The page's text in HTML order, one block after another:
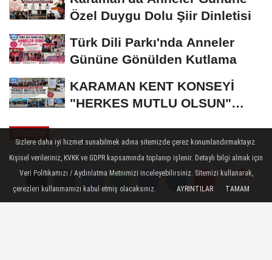
Yorumlar
Özel Duygu Dolu Şiir Dinletisi
Türk Dili Parkı'nda Anneler
Gününe Gönülden Kutlama
KARAMAN KENT KONSEYİ
"HERKES MUTLU OLSUN"
GÜNÜNE...
1200 kamu aracının satışına
başlandı
Yorumlar
Sizlere daha iyi hizmet sunabilmek adına sitemizde çerez konumlandırmaktayız.
Kişisel verileriniz, KVKK ve GDPR kapsamında toplanıp işlenir. Detaylı bilgi almak için
Veri Politikamızı / Aydınlatma Metnimizi inceleyebilirsiniz. Sitemizi kullanarak,
çerezleri kullanmamızı kabul etmiş olacaksınız.
AYRINTILAR TAMAM